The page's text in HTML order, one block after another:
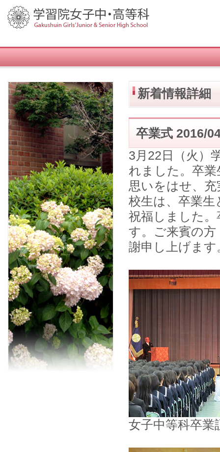
新着情報詳細
卒業式 2016/
3月22日（火）
れました。卒
思いをはせ、
校生は、卒業
祝福しました
す。ご来賓の
謝申し上げます
女子中等科卒業